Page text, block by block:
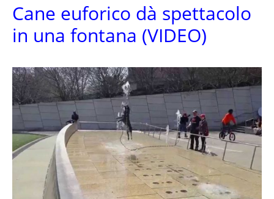
Cane euforico dà spettacolo
in una fontana (VIDEO)